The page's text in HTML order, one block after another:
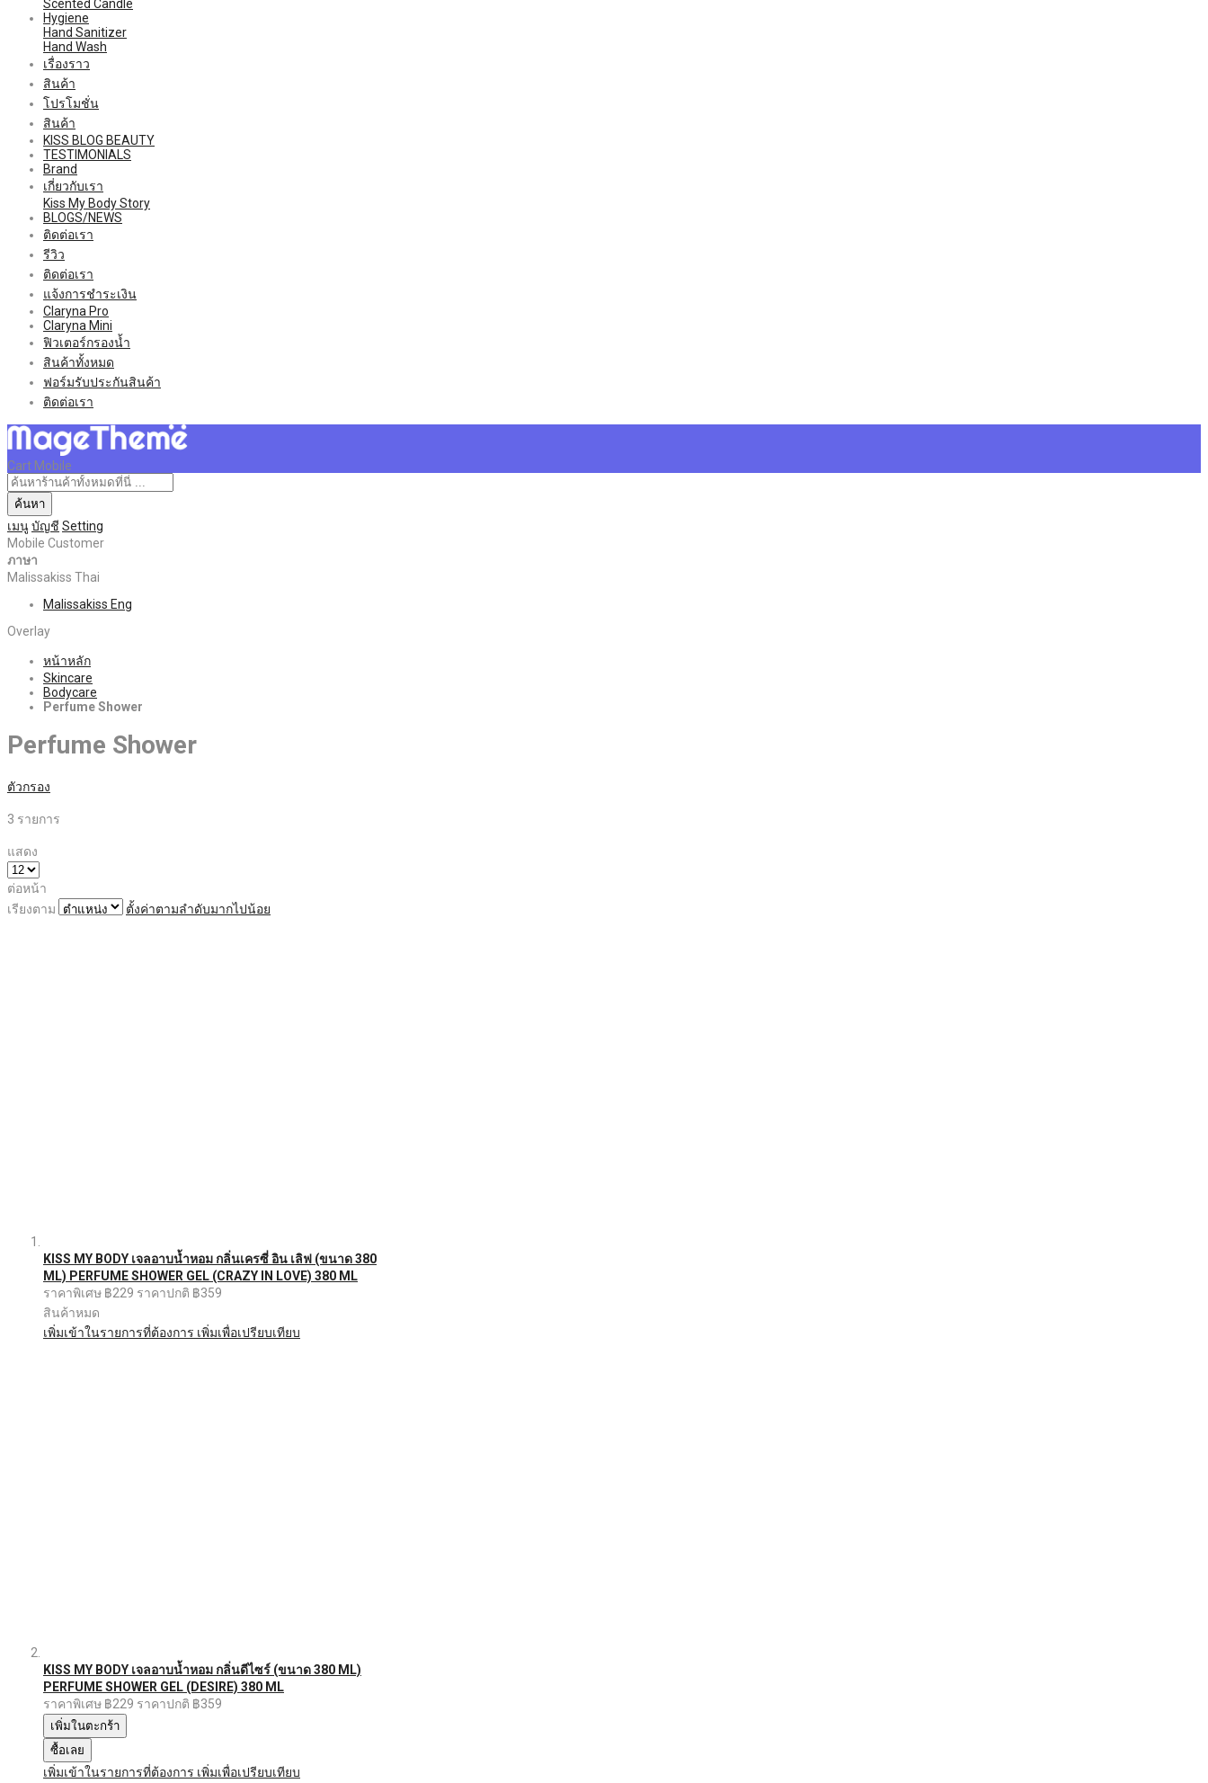
Scented Candle
Hygiene
Hand Sanitizer
Hand Wash
เรื่องราว
สินค้า
โปรโมชั่น
สินค้า
KISS BLOG BEAUTY
TESTIMONIALS
Brand
เกี่ยวกับเรา
Kiss My Body Story
BLOGS/NEWS
ติดต่อเรา
รีวิว
ติดต่อเรา
แจ้งการชำระเงิน
Claryna Pro
Claryna Mini
ฟิวเตอร์กรองน้ำ
สินค้าทั้งหมด
ฟอร์มรับประกันสินค้า
ติดต่อเรา
Cart Mobile
ค้นหา
เมนูบัญชี Setting
Mobile Customer
ภาษา
Malissakiss Thai
Malissakiss Eng
Overlay
หน้าหลัก
Skincare
Bodycare
Perfume Shower
Perfume Shower
ตัวกรอง
3 รายการ
แสดง
ต่อหน้า
เรียงตาม
ตั้งค่าตามลำดับมากไปน้อย
KISS MY BODY เจลอาบน้ำหอม กลิ่นเครซี่ อิน เลิฟ (ขนาด 380
ML) PERFUME SHOWER GEL (CRAZY IN LOVE) 380 ML
ราคาพิเศษ ฿229 ราคาปกติ ฿359
สินค้าหมด
เพิ่มเข้าในรายการที่ต้องการ เพิ่มเพื่อเปรียบเทียบ
KISS MY BODY เจลอาบน้ำหอม กลิ่นดีไซร์ (ขนาด 380 ML)
PERFUME SHOWER GEL (DESIRE) 380 ML
ราคาพิเศษ ฿229 ราคาปกติ ฿359
เพิ่มในตะกร้า
ซื้อเลย
เพิ่มเข้าในรายการที่ต้องการ เพิ่มเพื่อเปรียบเทียบ